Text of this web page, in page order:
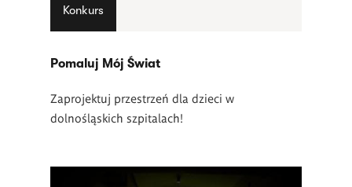
Konkurs
Pomaluj Mój Świat
Zaprojektuj przestrzeń dla dzieci w
dolnośląskich szpitalach!